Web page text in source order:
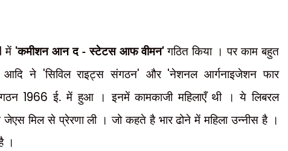
में 'कमीशन आन द - स्टेटस आफ वीमन'गठित किया । पर काम बहुत
आदि ने 'सिविल राइट्स संगठन' और 'नेशनल आर्गनाइजेशन फार
1966 ई. में हुआ । इनमें कामकाजी महिलाएँ थी । ये लिबरल
जेएस मिल से प्रेरणा ली । जो कहते है भार ढोने में महिला उन्नीस है ।
।